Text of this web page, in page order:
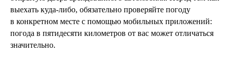
выехать куда-либо, обязательно проверяйте погоду
в конкретном месте с помощью мобильных приложений:
погода в пятидесяти километров от вас может отличаться
значительно.